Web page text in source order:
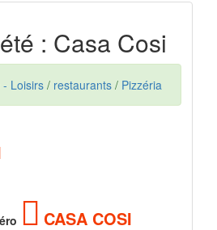
: Casa Cosi
Loisirs / restaurants / Pizzéria
CASA COSI